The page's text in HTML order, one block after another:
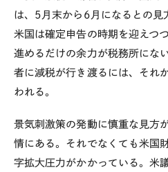
は、5月末から6月になるとの見
米国は確定申告の時期を迎えつ
進めるだけの余力が税務所にな
者に減税が行き渡るには、それ
われる。
景気刺激策の発動に慎重な見方
情にある。それでなくても米国
字拡大圧力がかかっている。米